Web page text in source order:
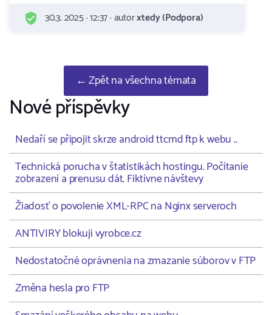
30.3. 2025 · 12:37 · autorxtedy (Podpora)
← Zpět na všechna témata
Nové příspěvky
Nedaří se připojit skrze android ttcmd ftp k webu ..
Technická porucha v štatistikách hostingu. Počítanie
zobrazení a prenusu dát. Fiktívne návštevy
Žiadosť o povolenie XML-RPC na Nginx serveroch
ANTIVIRY blokuji vyrobce.cz
Nedostatočné oprávnenia na zmazanie súborov v FTP
Změna hesla pro FTP